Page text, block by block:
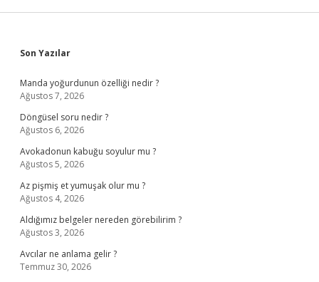
Sidebar
Son Yazılar
Manda yoğurdunun özelliği nedir ?
Ağustos 7, 2026
Döngüsel soru nedir ?
Ağustos 6, 2026
Avokadonun kabuğu soyulur mu ?
Ağustos 5, 2026
Az pişmiş et yumuşak olur mu ?
Ağustos 4, 2026
Aldığımız belgeler nereden görebilirim ?
Ağustos 3, 2026
Avcılar ne anlama gelir ?
Temmuz 30, 2026